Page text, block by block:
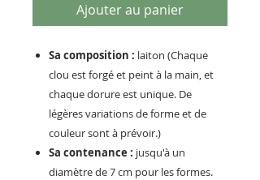
Ajouter au panier
Sa composition : laiton (Chaque
clou est forgé et peint à la main, et
chaque dorure est unique. De
légères variations de forme et de
couleur sont à prévoir.)
Sa contenance : jusqu'à un
diamètre de 7 cm pour les formes.